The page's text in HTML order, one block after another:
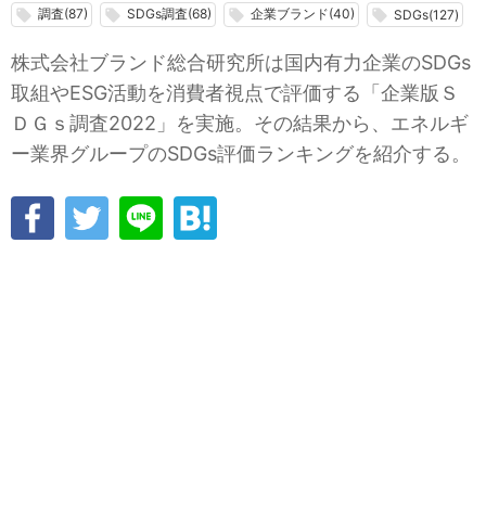
local_offer 調査(87) local_offer SDGs調査(68) local_offer 企業ブランド(40) local_offer SDGs(127)
株式会社ブランド総合研究所は国内有力企業のSDGs
取組やESG活動を消費者視点で評価する「企業版Ｓ
ＤＧｓ調査2022」を実施。その結果から、エネルギ
ー業界グループのSDGs評価ランキングを紹介する。